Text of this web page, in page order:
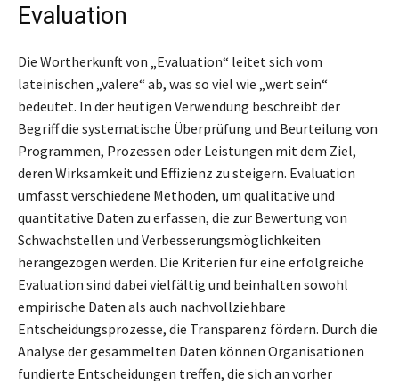
Evaluation
Die Wortherkunft von „Evaluation“ leitet sich vom
lateinischen „valere“ ab, was so viel wie „wert sein“
bedeutet. In der heutigen Verwendung beschreibt der
Begriff die systematische Überprüfung und Beurteilung von
Programmen, Prozessen oder Leistungen mit dem Ziel,
deren Wirksamkeit und Effizienz zu steigern. Evaluation
umfasst verschiedene Methoden, um qualitative und
quantitative Daten zu erfassen, die zur Bewertung von
Schwachstellen und Verbesserungsmöglichkeiten
herangezogen werden. Die Kriterien für eine erfolgreiche
Evaluation sind dabei vielfältig und beinhalten sowohl
empirische Daten als auch nachvollziehbare
Entscheidungsprozesse, die Transparenz fördern. Durch die
Analyse der gesammelten Daten können Organisationen
fundierte Entscheidungen treffen, die sich an vorher